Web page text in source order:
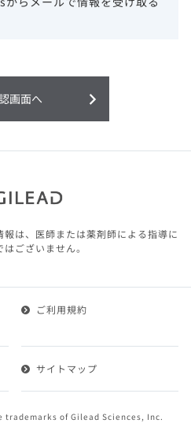
、有用性、ご利用になら
利用できなかったことよ
ては一切の責任を負いか
の製品またはその製品の
、医師その他医療関係者
イスやサービスを提供す
ん。本サイトに表示され
て、医師その他医療関係
方で、本サービスの利用規約
リアドがこれを承認した方を
画面へ
は、医師または薬剤師による指導に
ございません。
of Gilead Sciences, Inc.
ご利用規約
サイトマップ